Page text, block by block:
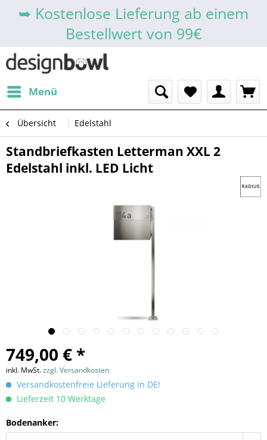
➥ Kostenlose Lieferung ab einem
Bestellwert von 99€
Menü
Übersicht Edelstahl
Standbriefkasten Letterman XXL 2
Edelstahl inkl. LED Licht
749,00 € *
inkl. MwSt.zzgl. Versandkosten
Versandkostenfreie Lieferung in DE!
Lieferzeit 10 Werktage
Bodenanker: